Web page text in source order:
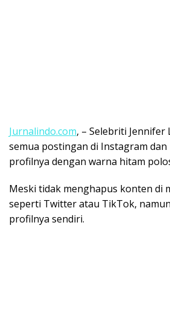
Jurnalindo.com, – Selebriti
semua postingan di Instagram
profilnya dengan warna hitam
Meski tidak menghapus konten di
seperti Twitter atau TikTok,
profilnya sendiri.